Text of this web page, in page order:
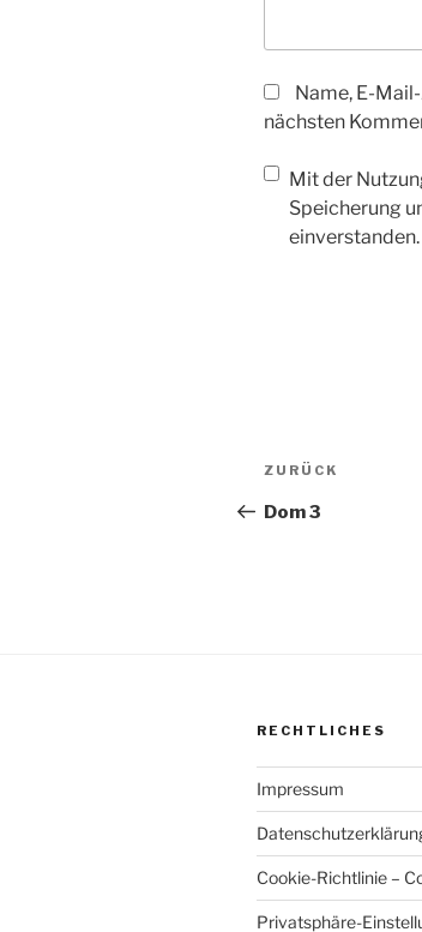
Name, E-
nächsten
Mit der
Speicherung
einverstanden.
Vorheriger
ZURÜCK
Dom 3
RECHTLICHES
Impressum
Cookie-Richtlinie –
Privatsphäre-